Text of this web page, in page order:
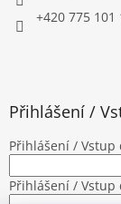
+420 775 101
Přihlášení /
Přihlášení / Vstup
Přihlášení / Vstup